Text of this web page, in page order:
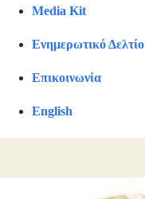
Media Kit
Ενημερωτικό Δελτίο
Επικοινωνία
English